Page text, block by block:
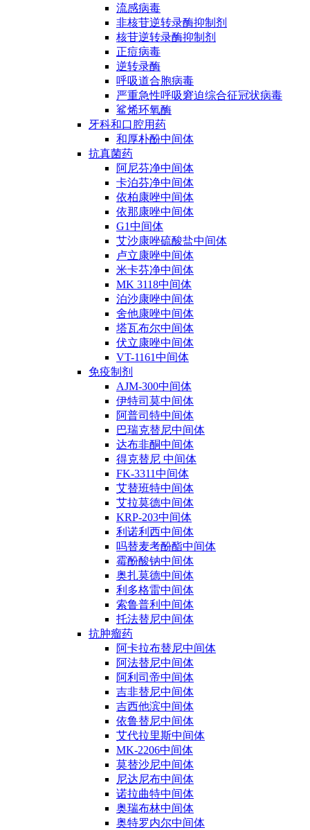
流感病毒
非核苷逆转录酶抑制剂
核苷逆转录酶抑制剂
正痘病毒
逆转录酶
呼吸道合胞病毒
严重急性呼吸窘迫综合征冠状病毒
鲨烯环氧酶
牙科和口腔用药
和厚朴酚中间体
抗真菌药
阿尼芬净中间体
卡泊芬净中间体
依柏康唑中间体
依那康唑中间体
G1中间体
艾沙康唑硫酸盐中间体
卢立康唑中间体
米卡芬净中间体
MK 3118中间体
泊沙康唑中间体
舍他康唑中间体
塔瓦布尔中间体
伏立康唑中间体
VT-1161中间体
免疫制剂
AJM-300中间体
伊特司莫中间体
阿普司特中间体
巴瑞克替尼中间体
达布非酮中间体
得克替尼 中间体
FK-3311中间体
艾替班特中间体
艾拉莫德中间体
KRP-203中间体
利诺利西中间体
吗替麦考酚酯中间体
霉酚酸钠中间体
奥扎莫德中间体
利多格雷中间体
索鲁普利中间体
托法替尼中间体
抗肿瘤药
阿卡拉布替尼中间体
阿法替尼中间体
阿利司帝中间体
吉非替尼中间体
吉西他滨中间体
依鲁替尼中间体
艾代拉里斯中间体
MK-2206中间体
莫替沙尼中间体
尼达尼布中间体
诺拉曲特中间体
奥瑞布林中间体
奥特罗内尔中间体